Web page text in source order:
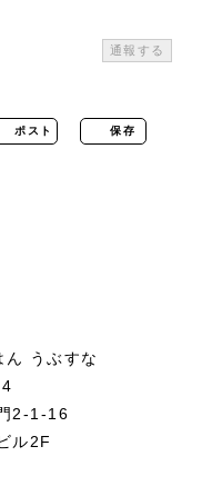
通報する
ポスト 保存
ん うぶすな
2-1-16
ル2F